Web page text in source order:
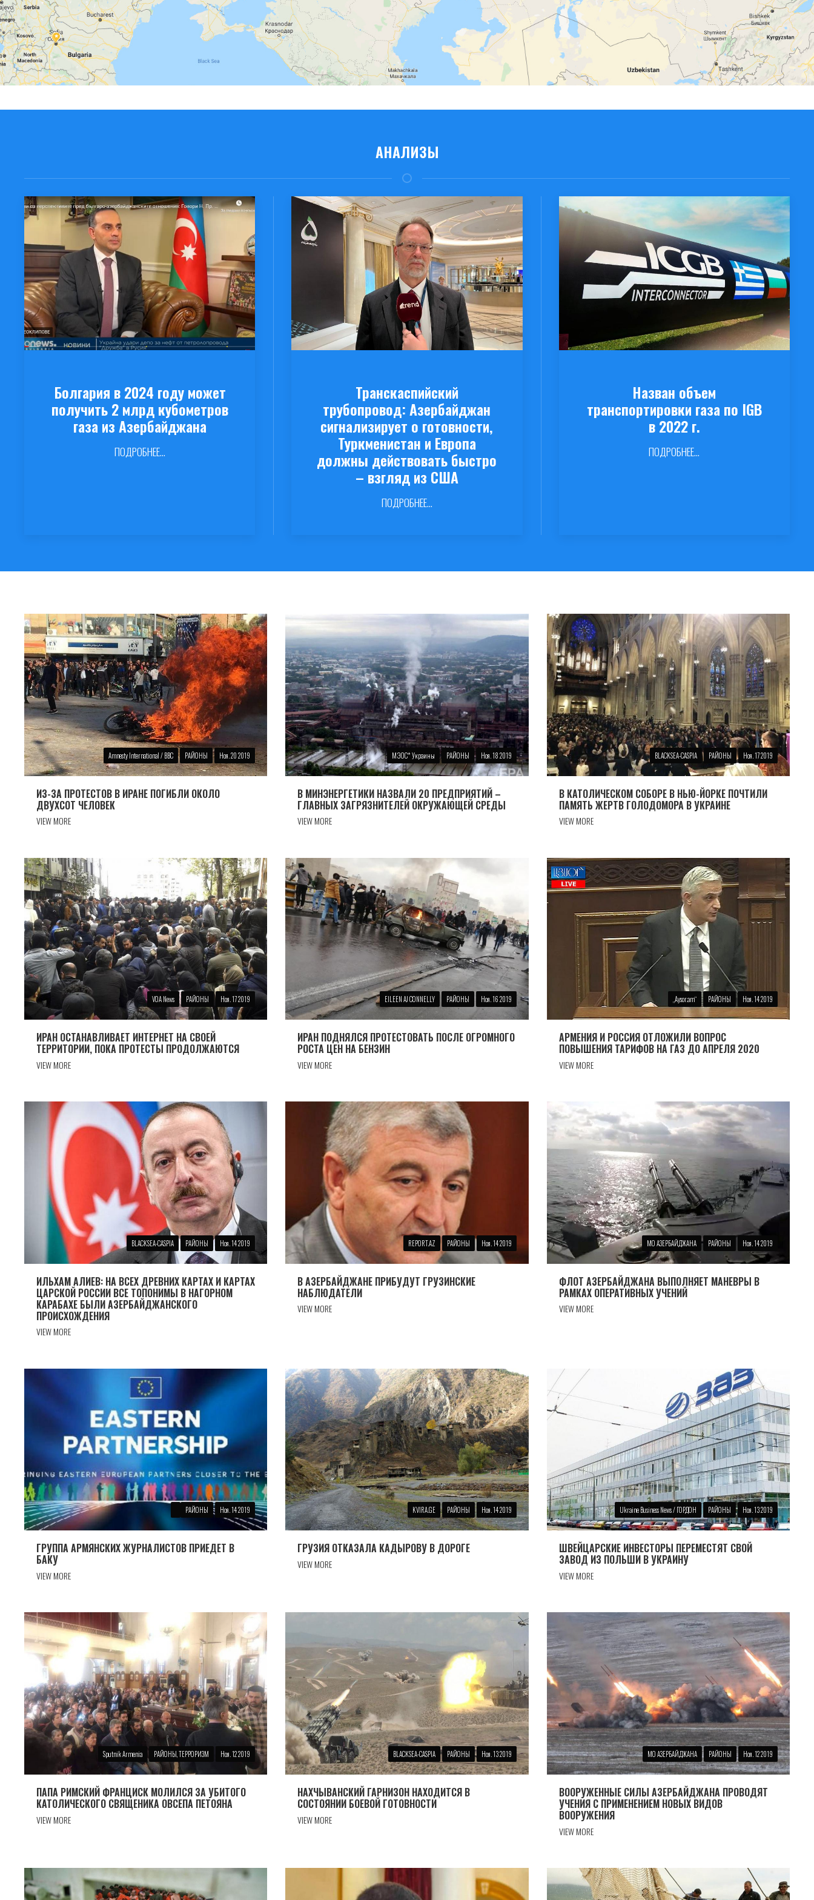
АНАЛИЗЫ
Болгария в 2024 году может
получить 2 млрд кубометров
газа из Азербайджана
ПОДРОБНЕЕ...
Транскаспийский
трубопровод: Азербайджан
сигнализирует о готовности,
Туркменистан и Европа
должны действовать быстро
– взгляд из США
ПОДРОБНЕЕ...
Назван объем
транспортировки газа по IGB
в 2022 г.
ПОДРОБНЕЕ...
Amnesty International / BBC РАЙОНЫ Ноя. 20 2019
ИЗ-ЗА ПРОТЕСТОВ В ИРАНЕ ПОГИБЛИ ОКОЛО
ДВУХСОТ ЧЕЛОВЕК
VIEW MORE
МЭОС* Украины РАЙОНЫ Ноя. 18 2019
В МИНЭНЕРГЕТИКИ НАЗВАЛИ 20 ПРЕДПРИЯТИЙ –
ГЛАВНЫХ ЗАГРЯЗНИТЕЛЕЙ ОКРУЖАЮЩЕЙ СРЕДЫ
VIEW MORE
BLACKSEA-CASPIA РАЙОНЫ Ноя. 17 2019
В КАТОЛИЧЕСКОМ СОБОРЕ В НЬЮ-ЙОРКЕ ПОЧТИЛИ
ПАМЯТЬ ЖЕРТВ ГОЛОДОМОРА В УКРАИНЕ
VIEW MORE
VOA News РАЙОНЫ Ноя. 17 2019
ИРАН ОСТАНАВЛИВАЕТ ИНТЕРНЕТ НА СВОЕЙ
ТЕРРИТОРИИ, ПОКА ПРОТЕСТЫ ПРОДОЛЖАЮТСЯ
VIEW MORE
EILEEN AJ CONNELLY РАЙОНЫ Ноя. 16 2019
ИРАН ПОДНЯЛСЯ ПРОТЕСТОВАТЬ ПОСЛЕ ОГРОМНОГО
РОСТА ЦЕН НА БЕНЗИН
VIEW MORE
„Аysor.am“ РАЙОНЫ Ноя. 14 2019
АРМЕНИЯ И РОССИЯ ОТЛОЖИЛИ ВОПРОС
ПОВЫШЕНИЯ ТАРИФОВ НА ГАЗ ДО АПРЕЛЯ 2020
VIEW MORE
BLACKSEA-CASPIA РАЙОНЫ Ноя. 14 2019
ИЛЬХАМ АЛИЕВ: НА ВСЕХ ДРЕВНИХ КАРТАХ И КАРТАХ
ЦАРСКОЙ РОССИИ ВСЕ ТОПОНИМЫ В НАГОРНОМ
КАРАБАХЕ БЫЛИ АЗЕРБАЙДЖАНСКОГО
ПРОИСХОЖДЕНИЯ
VIEW MORE
REPORT.AZ РАЙОНЫ Ноя. 14 2019
В АЗЕРБАЙДЖАНЕ ПРИБУДУТ ГРУЗИНСКИЕ
НАБЛЮДАТЕЛИ
VIEW MORE
МО АЗЕРБАЙДЖАНА РАЙОНЫ Ноя. 14 2019
ФЛОТ АЗЕРБАЙДЖАНА ВЫПОЛНЯЕТ МАНЕВРЫ В
РАМКАХ ОПЕРАТИВНЫХ УЧЕНИЙ
VIEW MORE
РАЙОНЫ Ноя. 14 2019
ГРУППА АРМЯНСКИХ ЖУРНАЛИСТОВ ПРИЕДЕТ В
БАКУ
VIEW MORE
KVIRA.GE РАЙОНЫ Ноя. 14 2019
ГРУЗИЯ ОТКАЗАЛА КАДЫРОВУ В ДОРОГЕ
VIEW MORE
Ukraine Business News / ГОРДОН РАЙОНЫ Ноя. 13 2019
ШВЕЙЦАРСКИЕ ИНВЕСТОРЫ ПЕРЕМЕСТЯТ СВОЙ
ЗАВОД ИЗ ПОЛЬШИ В УКРАИНУ
VIEW MORE
Sputnik Armenia РАЙОНЫ, ТЕРРОРИЗМ Ноя. 12 2019
ПАПА РИМСКИЙ ФРАНЦИСК МОЛИЛСЯ ЗА УБИТОГО
КАТОЛИЧЕСКОГО СВЯЩЕНИКА ОВСЕПА ПЕТОЯНА
VIEW MORE
BLACKSEA-CASPIA РАЙОНЫ Ноя. 13 2019
НАХЧЫВАНСКИЙ ГАРНИЗОН НАХОДИТСЯ В
СОСТОЯНИИ БОЕВОЙ ГОТОВНОСТИ
VIEW MORE
МО АЗЕРБАЙДЖАНА РАЙОНЫ Ноя. 12 2019
ВООРУЖЕННЫЕ СИЛЫ АЗЕРБАЙДЖАНА ПРОВОДЯТ
УЧЕНИЯ С ПРИМЕНЕНИЕМ НОВЫХ ВИДОВ
ВООРУЖЕНИЯ
VIEW MORE